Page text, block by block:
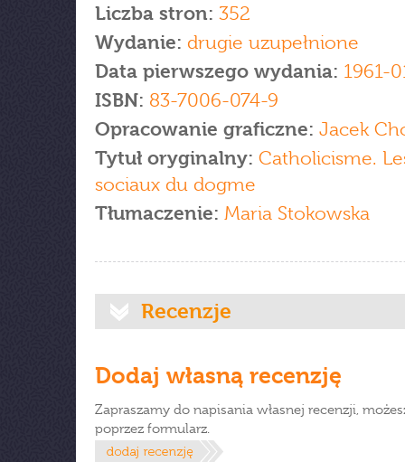
Liczba stron: 352
Wydanie: drugie uzupełnione
Data pierwszego wydania: 1961-
ISBN: 83-7006-074-9
Opracowanie graficzne: Jacek
Tytuł oryginalny: Catholicisme.
sociaux du dogme
Tłumaczenie: Maria Stokowska
Recenzje
Dodaj własną recenzję
Zapraszamy do napisania własnej recenzji,
poprzez formularz.